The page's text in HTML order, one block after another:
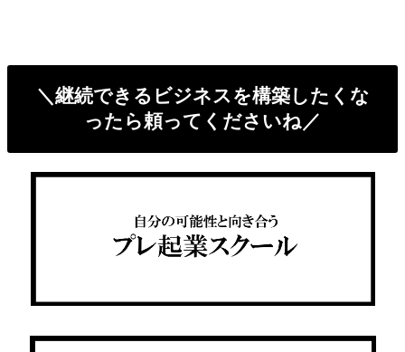
＼継続できるビジネスを構築したくな
ったら頼ってくださいね／